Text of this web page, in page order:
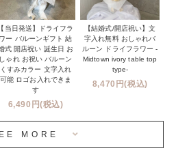
式バルーンブーケ
いて
ンについて
【当日発送】ドライフラ
ワー バルーンギフト 結
式 開店祝い 誕生日 お
しゃれ お祝い バルーン
くすみカラー 文字入れ
可能 ロゴお入れできま
す
6,490円(税込)
【結婚式/開店祝い】文
字入れ無料 おしゃれバ
ルーン ドライフラワー -
Midtown ivory table top
type-
8,470円(税込)
MORE